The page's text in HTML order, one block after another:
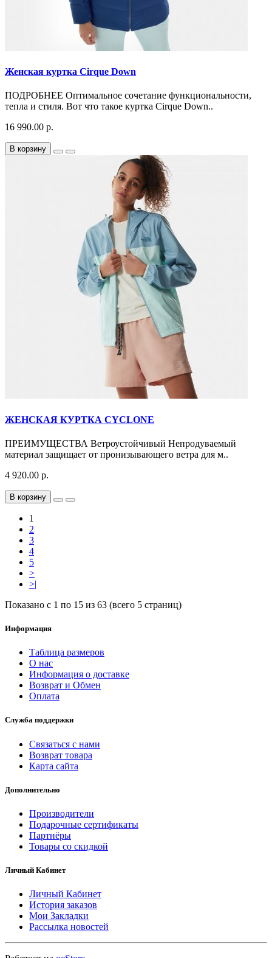
Женская куртка Cirque Down
ПОДРОБНЕЕ Оптимальное сочетание функциональности,
тепла и стиля. Вот что такое куртка Cirque Down..
16 990.00 р.
В корзину
ЖЕНСКАЯ КУРТКА CYCLONE
ПРЕИМУЩЕСТВА Ветроустойчивый Непродуваемый
материал защищает от пронизывающего ветра для м..
4 920.00 р.
В корзину
1
2
3
4
5
>
>|
Показано с 1 по 15 из 63 (всего 5 страниц)
Информация
Таблица размеров
О нас
Информация о доставке
Возврат и Обмен
Оплата
Служба поддержки
Связаться с нами
Возврат товара
Карта сайта
Дополнительно
Производители
Подарочные сертификаты
Партнёры
Товары со скидкой
Личный Кабинет
Личный Кабинет
История заказов
Мои Закладки
Рассылка новостей